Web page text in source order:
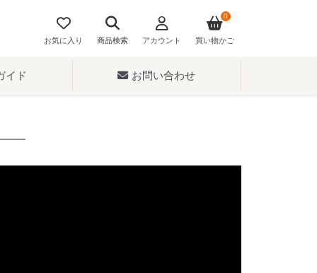
お気に入り 商品検索 アカウント 買い物かご
0
イド お問い合わせ